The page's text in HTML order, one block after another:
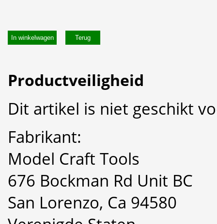
In winkelwagen
Productveiligheid
Dit artikel is niet geschikt
Fabrikant:
Model Craft Tools
676 Bockman Rd Unit BC
San Lorenzo, Ca 94580